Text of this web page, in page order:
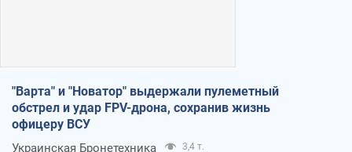
"Варта" и "Новатор" выдержали пулеметный
обстрел и удар FPV-дрона, сохранив жизнь
офицеру ВСУ
Украинская Бронетехника 3,4 т.